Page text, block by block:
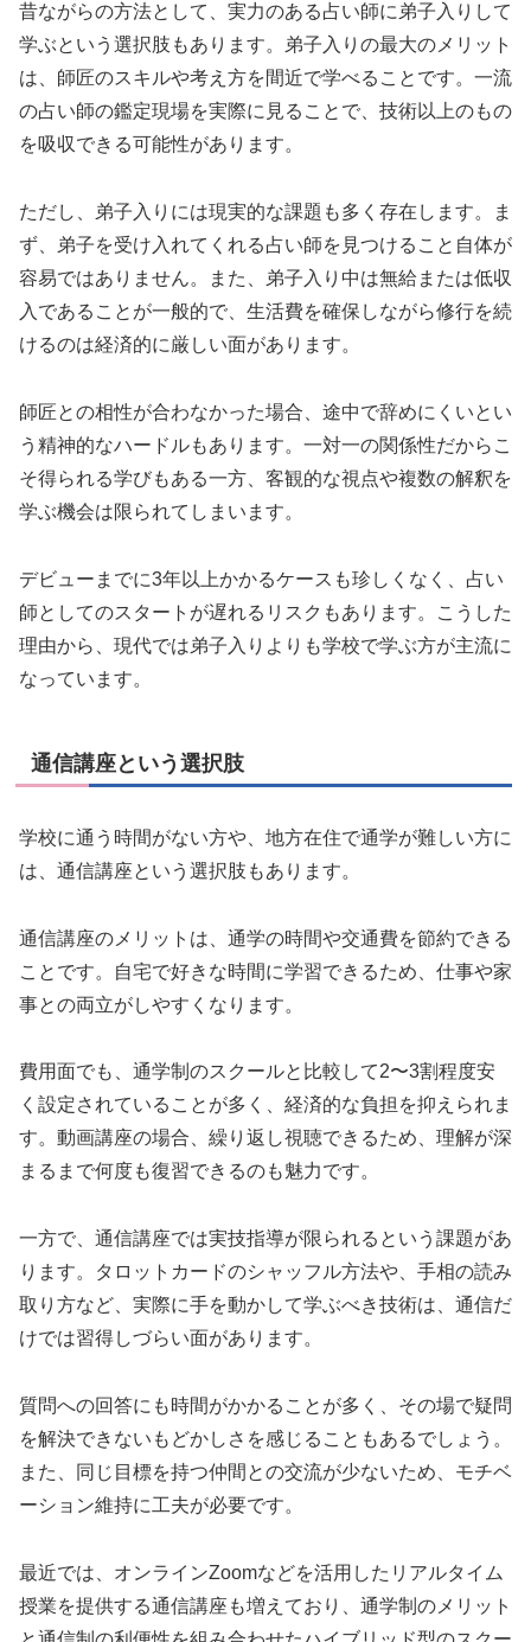
昔ながらの方法として、実力のある占い師に弟子入りして
学ぶという選択肢もあります。弟子入りの最大のメリット
は、師匠のスキルや考え方を間近で学べることです。一流
の占い師の鑑定現場を実際に見ることで、技術以上のもの
を吸収できる可能性があります。
ただし、弟子入りには現実的な課題も多く存在します。ま
ず、弟子を受け入れてくれる占い師を見つけること自体が
容易ではありません。また、弟子入り中は無給または低収
入であることが一般的で、生活費を確保しながら修行を続
けるのは経済的に厳しい面があります。
師匠との相性が合わなかった場合、途中で辞めにくいとい
う精神的なハードルもあります。一対一の関係性だからこ
そ得られる学びもある一方、客観的な視点や複数の解釈を
学ぶ機会は限られてしまいます。
デビューまでに3年以上かかるケースも珍しくなく、占い
師としてのスタートが遅れるリスクもあります。こうした
理由から、現代では弟子入りよりも学校で学ぶ方が主流に
なっています。
通信講座という選択肢
学校に通う時間がない方や、地方在住で通学が難しい方に
は、通信講座という選択肢もあります。
通信講座のメリットは、通学の時間や交通費を節約できる
ことです。自宅で好きな時間に学習できるため、仕事や家
事との両立がしやすくなります。
費用面でも、通学制のスクールと比較して2〜3割程度安
く設定されていることが多く、経済的な負担を抑えられま
す。動画講座の場合、繰り返し視聴できるため、理解が深
まるまで何度も復習できるのも魅力です。
一方で、通信講座では実技指導が限られるという課題があ
ります。タロットカードのシャッフル方法や、手相の読み
取り方など、実際に手を動かして学ぶべき技術は、通信だ
けでは習得しづらい面があります。
質問への回答にも時間がかかることが多く、その場で疑問
を解決できないもどかしさを感じることもあるでしょう。
また、同じ目標を持つ仲間との交流が少ないため、モチベ
ーション維持に工夫が必要です。
最近では、オンラインZoomなどを活用したリアルタイム
授業を提供する通信講座も増えており、通学制のメリット